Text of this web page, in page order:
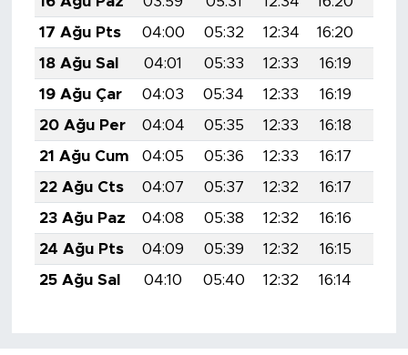
17 Ağu Pts
04:00 05:32 12:34 16:20
18 Ağu Sal
04:01 05:33 12:33 16:19
19 Ağu Çar
04:03 05:34 12:33 16:19
20 Ağu Per
04:04 05:35 12:33 16:18
21 Ağu Cum
04:05 05:36 12:33 16:17
22 Ağu Cts
04:07 05:37 12:32 16:17
23 Ağu Paz
04:08 05:38 12:32 16:16
24 Ağu Pts
04:09 05:39 12:32 16:15
25 Ağu Sal
04:10 05:40 12:32 16:14